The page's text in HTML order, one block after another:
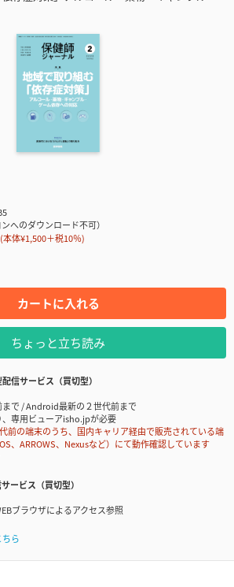
へのダウンロード不可）
(本体¥1,500＋税10％)
カートに入れる
ちょっと立ち読み
信サービス（買切型）
で / Android最新の２世代前まで
専用ビューアisho.jpが必要
の端末のうち、国内キャリア経由で販売されている端
、ARROWS、Nexusなど）にて動作確認しています
ービス（買切型）
ブラウザによるアクセス参照
ちら